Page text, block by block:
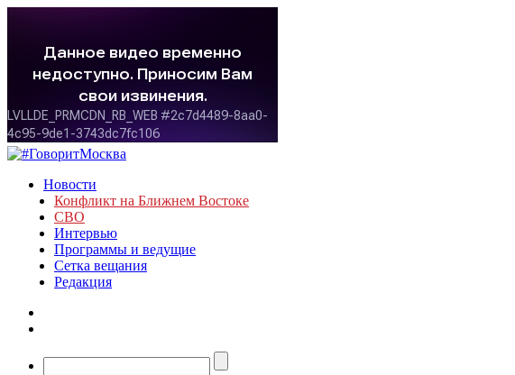
Новости
Конфликт на Ближнем Востоке
СВО
Интервью
Программы и ведущие
Сетка вещания
Редакция